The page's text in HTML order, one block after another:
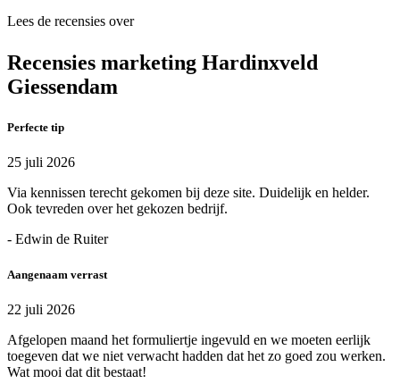
Lees de recensies over
Recensies marketing Hardinxveld
Giessendam
Perfecte tip
25 juli 2026
Via kennissen terecht gekomen bij deze site. Duidelijk en helder.
Ook tevreden over het gekozen bedrijf.
- Edwin de Ruiter
Aangenaam verrast
22 juli 2026
Afgelopen maand het formuliertje ingevuld en we moeten eerlijk
toegeven dat we niet verwacht hadden dat het zo goed zou werken.
Wat mooi dat dit bestaat!